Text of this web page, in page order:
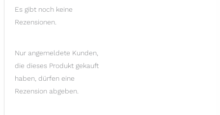
Es gibt noch keine
Rezensionen.
Nur angemeldete Kunden,
die dieses Produkt gekauft
haben, dürfen eine
Rezension abgeben.